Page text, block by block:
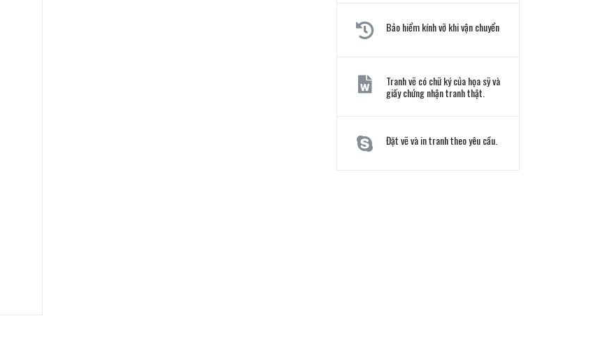
Bảo hiểm kính vỡ khi vận chuyển
Tranh vẽ có chữ ký của họa sỹ và
giấy chứng nhận tranh thật.
Đặt vẽ và in tranh theo yêu cầu.